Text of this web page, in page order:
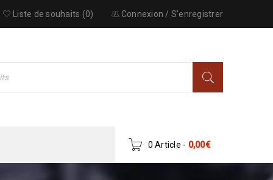
Connexion / S'enregistrer
Liste de souhaits (0)
0 Article - 0,00€